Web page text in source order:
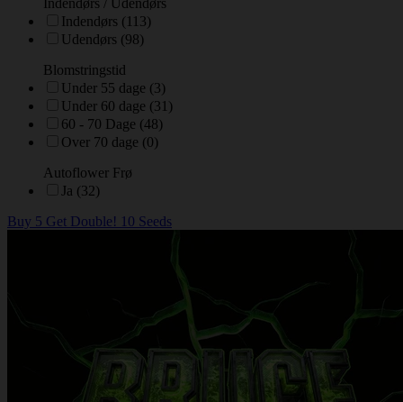
Indendørs (113)
Udendørs (98)
Blomstringstid
Under 55 dage (3)
Under 60 dage (31)
60 - 70 Dage (48)
Over 70 dage (0)
Autoflower Frø
Ja (32)
Buy 5 Get Double! 10 Seeds